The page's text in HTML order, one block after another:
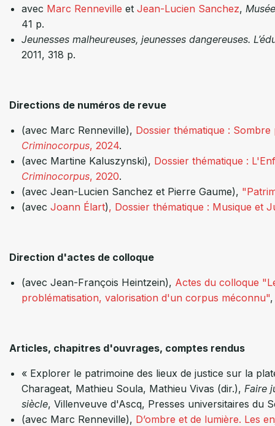
avec Marc Renneville et Jean-Lucien Sanchez,
41 p.
Jeunesses malheureuses, jeunesses dangereuses.
2011, 318 p.
Directions de numéros de revue
(avec Marc Renneville), Dossier thématique : Sombre
Criminocorpus, 2024.
(avec Martine Kaluszynski), Dossier thématique :
Criminocorpus, 2020.
(avec Jean-Lucien Sanchez et Pierre Gaume),
(avec Joann Élart), Dossier thématique : Musique et
Direction d'actes de colloque
(avec Jean-François Heintzein), Actes du colloque
problématisation, valorisation d'un corpus méconnu"
Articles, chapitres d'ouvrages, comptes rendus
« Explorer le patrimoine des lieux de justice sur la
Charageat, Mathieu Soula, Mathieu Vivas (dir.), Faire
siècle, Villenveuve d'Ascq, Presses universitaires du
(avec Marc Renneville), D’ombre et de lumière. Les